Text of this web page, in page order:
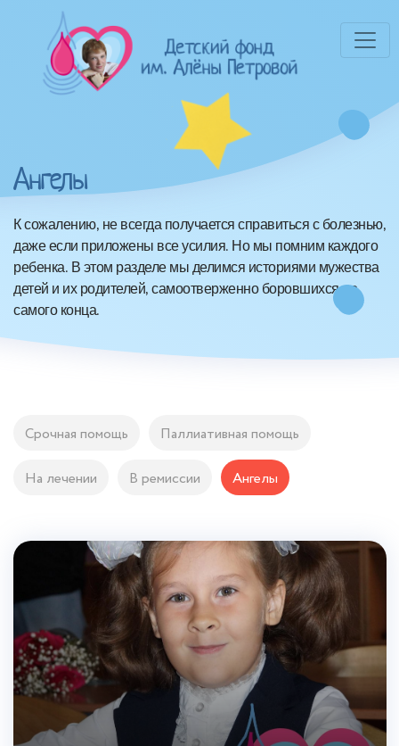
Ангелы
К сожалению, не всегда получается справиться с болезнью,
даже если приложены все усилия. Но мы помним каждого
ребенка. В этом разделе мы делимся историями мужества
детей и их родителей, самоотверженно боровшихся до
самого конца.
Срочная помощь Паллиативная помощь
На лечении В ремиссии Ангелы